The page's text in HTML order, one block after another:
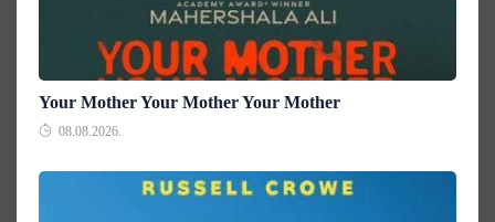
Your Mother Your Mother Your Mother
08.08.2026.